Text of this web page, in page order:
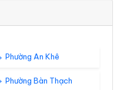
Phường An Khê
Phường Bàn Thạch